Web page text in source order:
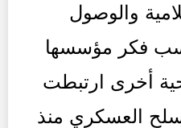
والوصول
حسب فكر مؤسسها
أخرى ارتبطت
العسكري منذ